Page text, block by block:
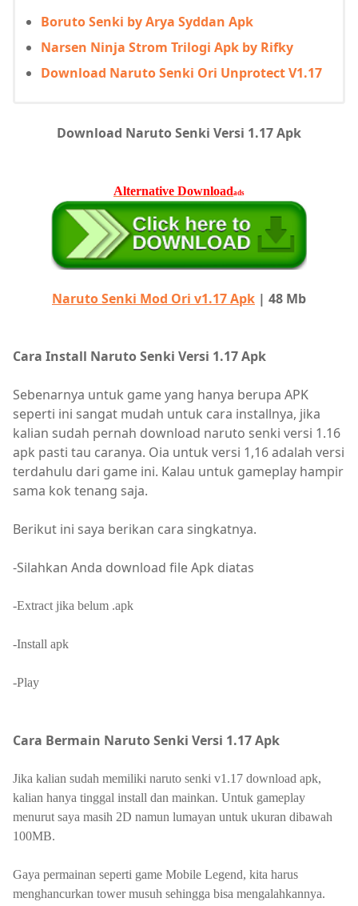
Boruto Senki by Arya Syddan Apk
Narsen Ninja Strom Trilogi Apk by Rifky
Download Naruto Senki Ori Unprotect V1.17
Download Naruto Senki Versi 1.17 Apk
Alternative Downloadads
Naruto Senki Mod Ori v1.17 Apk | 48 Mb
Cara Install Naruto Senki Versi 1.17 Apk
Sebenarnya untuk game yang hanya berupa APK
seperti ini sangat mudah untuk cara installnya, jika
kalian sudah pernah download naruto senki versi 1.16
apk pasti tau caranya. Oia untuk versi 1,16 adalah versi
terdahulu dari game ini. Kalau untuk gameplay hampir
sama kok tenang saja.
Berikut ini saya berikan cara singkatnya.
-Silahkan Anda download file Apk diatas
-Extract jika belum .apk
-Install apk
-Play
Cara Bermain Naruto Senki Versi 1.17 Apk
Jika kalian sudah memiliki naruto senki v1.17 download apk,
kalian hanya tinggal install dan mainkan. Untuk gameplay
menurut saya masih 2D namun lumayan untuk ukuran dibawah
100MB.
Gaya permainan seperti game Mobile Legend, kita harus
menghancurkan tower musuh sehingga bisa mengalahkannya.